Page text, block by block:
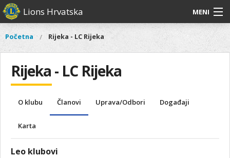
Skoči
na
sadržaj
Lions Hrvatska MENI
O nama
Naši projekti
Aktivnosti
Glavni
O
nama
Distrikt
126
Aktivnosti
Vi
ste
ovdje
Početna Rijeka - LC Rijeka
Rijeka - LC Rijeka
O klubu Članovi Uprava/Odbori Događaji
Karta
Leo klubovi